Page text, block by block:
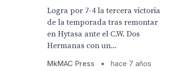
Logra por 7-4 la tercera victoria
de la temporada tras remontar
en Hytasa ante el C.W. Dos
Hermanas con un...
MkMAC Press • hace 7 años